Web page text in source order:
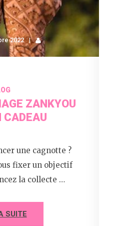
2022
ZANKYOU
CADEAU
une cagnotte ?
fixer un objectif
la collecte …
SUITE